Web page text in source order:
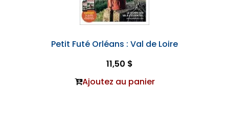
Petit Futé Orléans : Val de Loire
11,50 $
Ajoutez au panier